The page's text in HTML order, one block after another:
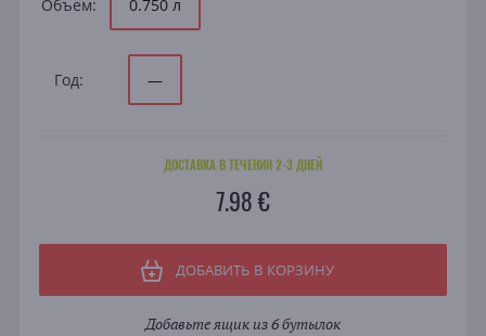
Объем: 0.750 л
Год: —
ДОСТАВКА В ТЕЧЕНИИ 2-3 ДНЕЙ
7.98 €
ДОБАВИТЬ В КОРЗИНУ
Добавьте ящик из 6 бутылок